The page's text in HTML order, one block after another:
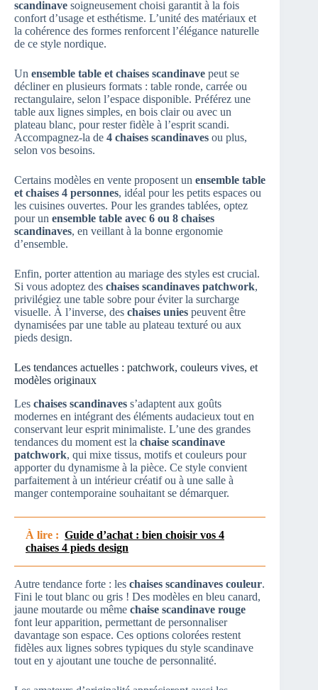
scandinave soigneusement choisi garantit à la fois
confort d’usage et esthétisme. L’unité des matériaux et
la cohérence des formes renforcent l’élégance naturelle
de ce style nordique.
Un ensemble table et chaises scandinave peut se
décliner en plusieurs formats : table ronde, carrée ou
rectangulaire, selon l’espace disponible. Préférez une
table aux lignes simples, en bois clair ou avec un
plateau blanc, pour rester fidèle à l’esprit scandi.
Accompagnez-la de 4 chaises scandinaves ou plus,
selon vos besoins.
Certains modèles en vente proposent un ensemble table
et chaises 4 personnes, idéal pour les petits espaces ou
les cuisines ouvertes. Pour les grandes tablées, optez
pour un ensemble table avec 6 ou 8 chaises
scandinaves, en veillant à la bonne ergonomie
d’ensemble.
Enfin, porter attention au mariage des styles est crucial.
Si vous adoptez des chaises scandinaves patchwork,
privilégiez une table sobre pour éviter la surcharge
visuelle. À l’inverse, des chaises unies peuvent être
dynamisées par une table au plateau texturé ou aux
pieds design.
Les tendances actuelles : patchwork, couleurs vives, et
modèles originaux
Les chaises scandinaves s’adaptent aux goûts
modernes en intégrant des éléments audacieux tout en
conservant leur esprit minimaliste. L’une des grandes
tendances du moment est la chaise scandinave
patchwork, qui mixe tissus, motifs et couleurs pour
apporter du dynamisme à la pièce. Ce style convient
parfaitement à un intérieur créatif ou à une salle à
manger contemporaine souhaitant se démarquer.
À lire : Guide d’achat : bien choisir vos 4
chaises 4 pieds design
Autre tendance forte : les chaises scandinaves couleur.
Fini le tout blanc ou gris ! Des modèles en bleu canard,
jaune moutarde ou même chaise scandinave rouge
font leur apparition, permettant de personnaliser
davantage son espace. Ces options colorées restent
fidèles aux lignes sobres typiques du style scandinave
tout en y ajoutant une touche de personnalité.